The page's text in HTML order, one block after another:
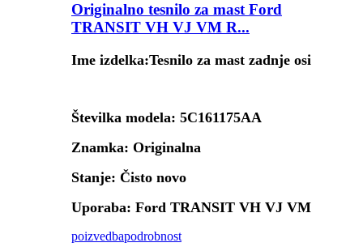
Originalno tesnilo za mast Ford
TRANSIT VH VJ VM R...
Ime izdelka:Tesnilo za mast zadnje osi
Številka modela: 5C161175AA
Znamka: Originalna
Stanje: Čisto novo
Uporaba: Ford TRANSIT VH VJ VM
poizvedbapodrobnost